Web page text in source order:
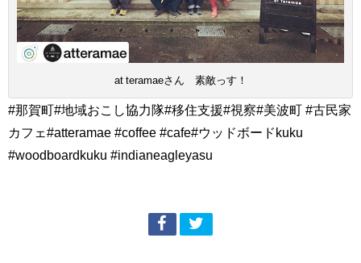
at teramaeさん 素敵っす！
#那賀町#地域おこし協力隊#移住支援#視察#美波町 #古民家
カフェ#atteramae #coffee #cafe#ウッドボードkuku
#woodboardkuku #indianeagleyasu